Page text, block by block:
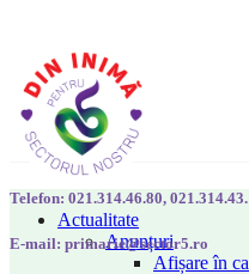
Actualitate
Anunțuri
Afișare în
Telefon: 021.314.46.80,
E-mail: primarie@sector5.ro